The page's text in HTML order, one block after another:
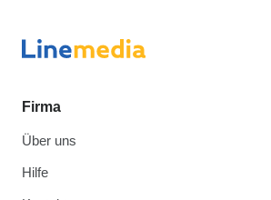
Firma
Über uns
Hilfe